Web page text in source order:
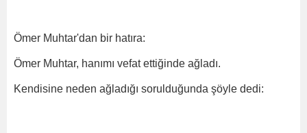
Ömer Muhtar'dan bir hatıra:
Ömer Muhtar, hanımı vefat ettiğinde ağladı.
Kendisine neden ağladığı sorulduğunda şöyle dedi: